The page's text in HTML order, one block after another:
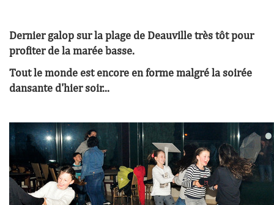
Dernier galop sur la plage de Deauville très tôt pour
profiter de la marée basse.
Tout le monde est encore en forme malgré la soirée
dansante d'hier soir...